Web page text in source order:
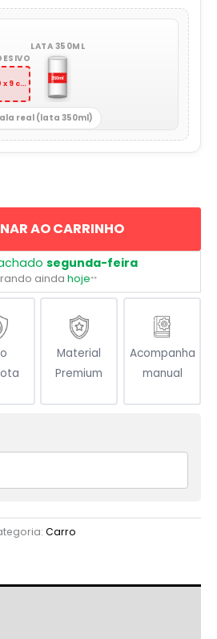
10 x 9 cm
LATA 350ML
real (lata 350ml)
AO CARRINHO
segunda-feira
ainda hoje**
Material
Premium
Acompanha
manual
Carro